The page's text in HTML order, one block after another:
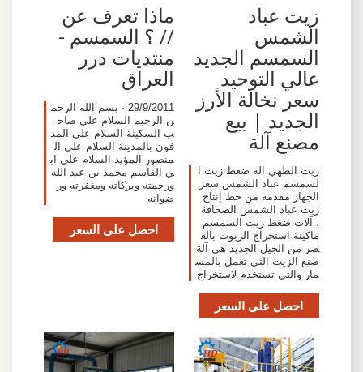
زيت عباد
الشمس
السمسم الجديد
عالي التوحيد
سعر نخالة الأرز
الجديد | بيع
مصنع آلة
زيت الطهي آلة ضغط زيت ا
لسمسم عباد الشمس سعر
الجهاز مقدمة من خط إنتاج
زيت عباد الشمس الصحافة
، آلات ضغط زيت السمسم
ماكينة استخراج الزيوت بالع
صر من الجيل الجديد هي آلة
صنع الزيت التي تعمل بالمس
مار والتي تستخدم لاستخراج
احصل على السعر
ماذا تعرف عن
// ؟ السمسم -
منتديات درر
العراق
29/9/2011 · بسم الله الرحم
ن الرحيم السلام على صاح
ب السكينة السلام على المد
فون بالمدينة السلام على ال
منصور المؤيد السلام على اب
ي القاسم محمد بن عبد الله
ورحمته وبركاته ومغفرته ور
ضوانه
احصل على السعر